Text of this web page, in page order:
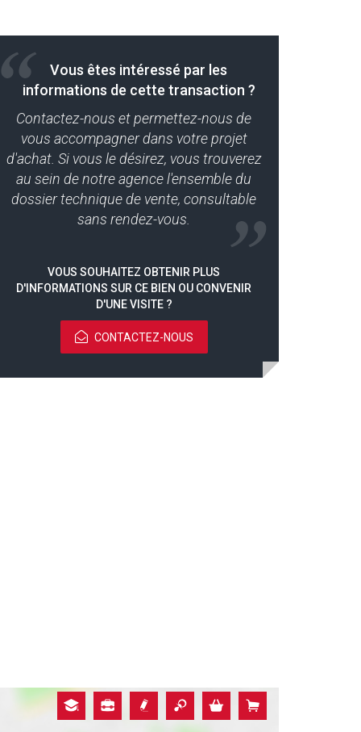
Vous êtes intéressé par les
informations de cette transaction ?
Contactez-nous et permettez-nous de
vous accompagner dans votre projet
d'achat. Si vous le désirez, vous trouverez
au sein de notre agence l'ensemble du
dossier technique de vente, consultable
sans rendez-vous.
VOUS SOUHAITEZ OBTENIR PLUS
D'INFORMATIONS SUR CE BIEN OU CONVENIR
D'UNE VISITE ?
CONTACTEZ-NOUS